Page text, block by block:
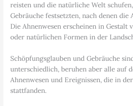
reisten und die natürliche Welt
Gebräuche festsetzten, nach denen
Die Ahnenwesen erscheinen in Gestalt
oder natürlichen Formen in der
Schöpfungsglauben und Gebräuche
unterschiedlich, beruhen aber alle auf
Ahnenwesen und Ereignissen, die in
stattfanden.